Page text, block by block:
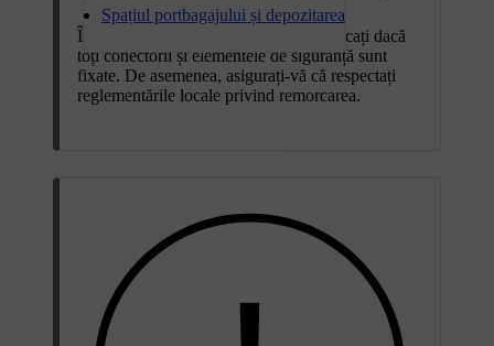
Spațiul portbagajului și depozitarea
Înainte de tractarea unei remorci, verificați dacă
toți conectorii și elementele de siguranță sunt
fixate. De asemenea, asigurați-vă că respectați
reglementările locale privind remorcarea.